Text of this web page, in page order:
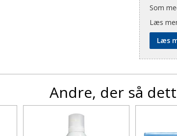
Som
Læs
Læs
Andre, der så